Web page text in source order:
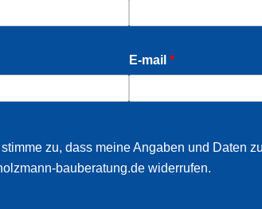
E-mail *
zu, dass meine Angaben und Daten
bauberatung.de widerrufen.